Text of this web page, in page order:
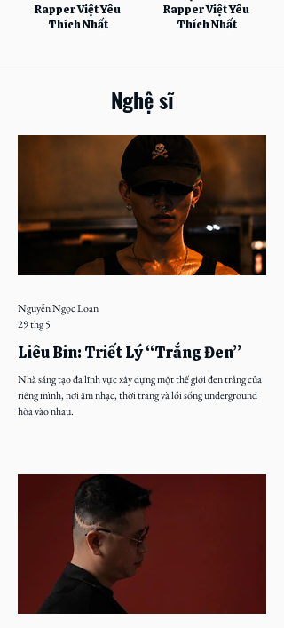
Rapper Việt Yêu
Thích Nhất
Rapper Việt Yêu
Thích Nhất
Nghệ sĩ
Liêu Bin: Triết Lý “Trắng Đen”
Nhà sáng tạo đa lĩnh vực xây dựng một thế giới đen trắng của
riêng mình, nơi âm nhạc, thời trang và lối sống underground
hòa vào nhau.
Nguyễn Ngọc Loan
29 thg 5